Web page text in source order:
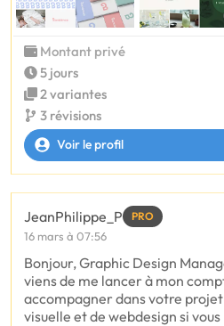
Montant privé
5 jours
2 variantes
3 révisions
Voir le profil
JeanPhilippe_P PRO
16 mars à 07:56
Bonjour, Graphic Design
viens de me lancer à mon
accompagner dans votre
visuelle et de webdesign si vous